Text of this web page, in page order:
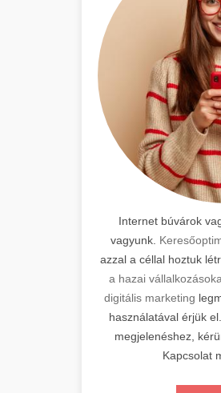
Internet búvárok
vagyunk.
azzal a céllal hoztuk
a hazai
digitális marketing
használatával érjük
megjelenéshez,
Kapcsolat